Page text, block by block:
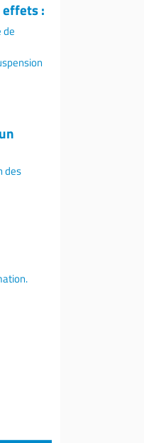
effets :
de
des